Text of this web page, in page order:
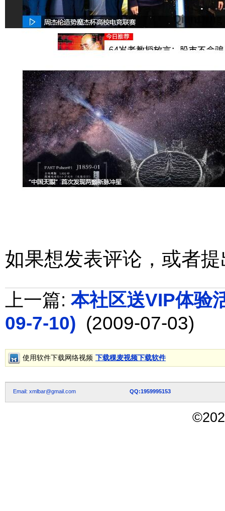
如果想发表评论，或者
上一篇: 本社区送VIP体验
09-7-10) (2009-07-03)
使用软件下载网络视频 下载稞麦视频下载软件
Email: xmlbar@gmail.com QQ:1959995153
©